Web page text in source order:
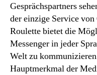
Gesprächspartners
der einzige Service
Roulette bietet die
Messenger in jeder
Welt zu
Hauptmerkmal der